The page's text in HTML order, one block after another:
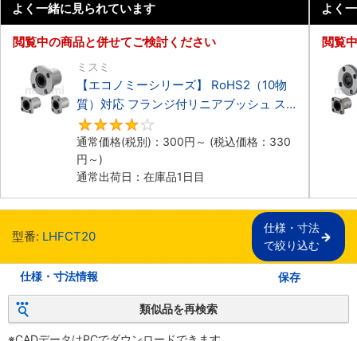
よく一緒に見られています
閲覧中の商品と併せてご検討ください
ミスミ
【エコノミーシリーズ】 RoHS2（10物
質）対応 フランジ付リニアブッシュ ス
タンダード シングル
通常価格(税別)： 300円 ～ (税込価格： 330
円 ～)
通常出荷日：在庫品1日目
よく
閲覧
型番: LHFCT20
仕様・寸法
で絞り込む
仕様・寸法情報 保存
類似品を再検索